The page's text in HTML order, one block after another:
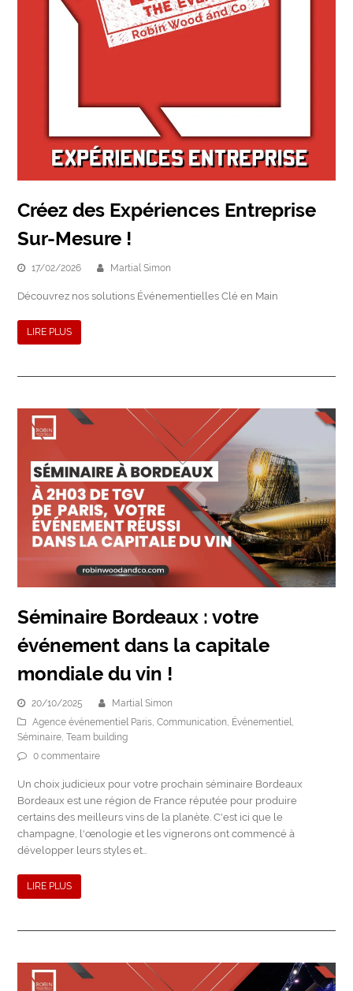
Créez des Expériences Entreprise
Sur-Mesure !
17/02/2026 Martial Simon
Découvrez nos solutions Événementielles Clé en Main
LIRE PLUS
Séminaire Bordeaux : votre
événement dans la capitale
mondiale du vin !
20/10/2025
Martial Simon
Agence événementiel Paris ,Communication Événementiel
Séminaire ,Team building
0 commentaire
Un choix judicieux pour votre prochain séminaire Bordeaux
Bordeaux est une région de France réputée pour produire
certains des meilleurs vins de la planète. C'est ici que le
champagne, l'œnologie et les vignerons ont commencé à
développer leurs styles et…
LIRE PLUS